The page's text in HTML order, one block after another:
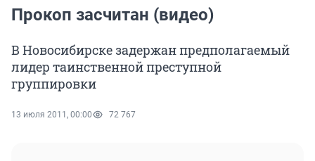
Прокоп засчитан (видео)
В Новосибирске задержан предполагаемый
лидер таинственной преступной
группировки
13 июля 2011, 00:00 72 767